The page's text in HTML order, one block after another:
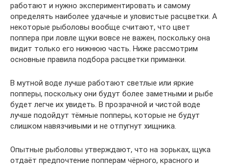
работают и нужно экспериментировать и самому
определять наиболее удачные и уловистые расцветки. А
некоторые рыболовы вообще считают, что цвет
поппера при ловле щуки вовсе не важен, поскольку она
видит только его нижнюю часть. Ниже рассмотрим
основные правила подбора расцветки приманки.
В мутной воде лучше работают светлые или яркие
попперы, поскольку они будут более заметными и рыбе
будет легче их увидеть. В прозрачной и чистой воде
лучше подойдут тёмные попперы, которые не будут
слишком навязчивыми и не отпугнут хищника.
Опытные рыболовы утверждают, что на зорьках, щука
отдаёт предпочтение попперам чёрного, красного и